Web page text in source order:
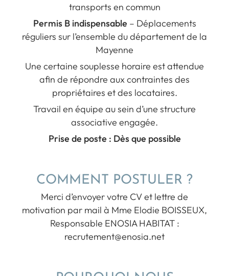
transports en commun
Permis B indispensable – Déplacements
réguliers sur l’ensemble du département de la
Mayenne
Une certaine souplesse horaire est attendue
afin de répondre aux contraintes des
propriétaires et des locataires.
Travail en équipe au sein d’une structure
associative engagée.
Prise de poste : Dès que possible
COMMENT POSTULER ?
Merci d’envoyer votre CV et lettre de
motivation par mail à Mme Elodie BOISSEUX,
Responsable ENOSIA HABITAT :
recrutement@enosia.net